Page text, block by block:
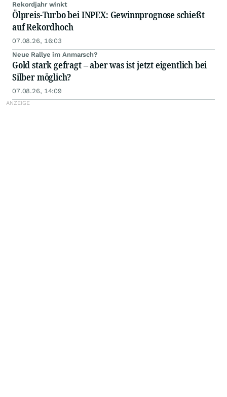
Rekordjahr winkt
Ölpreis-Turbo bei INPEX: Gewinnprognose schießt
auf Rekordhoch
07.08.26, 16:03
Neue Rallye im Anmarsch?
Gold stark gefragt – aber was ist jetzt eigentlich bei
Silber möglich?
07.08.26, 14:09